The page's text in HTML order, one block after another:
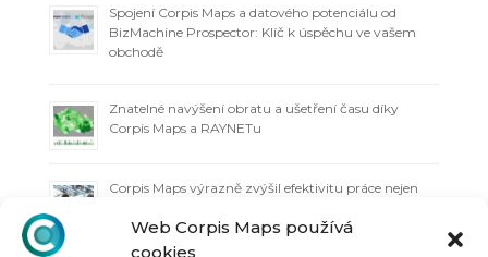
Web Corpis Maps používá
cookies
Spojení Corpis Maps a datového potenciálu od
BizMachine Prospector: Klíč k úspěchu ve vašem
obchodě
Znatelné navýšení obratu a ušetření času díky
Corpis Maps a RAYNETu
Corpis Maps výrazně zvýšil efektivitu práce nejen